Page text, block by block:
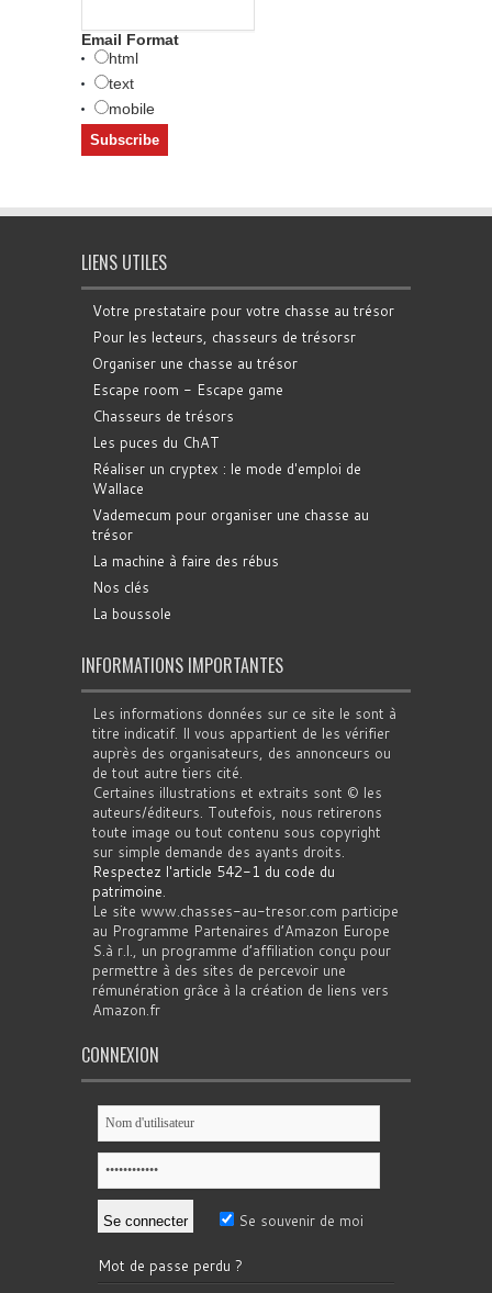
Email Format
html
text
mobile
LIENS UTILES
Votre prestataire pour votre chasse au trésor
Pour les lecteurs, chasseurs de trésorsr
Organiser une chasse au trésor
Escape room - Escape game
Chasseurs de trésors
Les puces du ChAT
Réaliser un cryptex : le mode d'emploi de
Wallace
Vademecum pour organiser une chasse au
trésor
La machine à faire des rébus
Nos clés
La boussole
INFORMATIONS IMPORTANTES
Les informations données sur ce site le sont à
titre indicatif. Il vous appartient de les vérifier
auprès des organisateurs, des annonceurs ou
de tout autre tiers cité.
Certaines illustrations et extraits sont © les
auteurs/éditeurs. Toutefois, nous retirerons
toute image ou tout contenu sous copyright
sur simple demande des ayants droits.
Respectez l'article 542-1 du code du
patrimoine.
Le site www.chasses-au-tresor.com participe
au Programme Partenaires d’Amazon Europe
S.à r.l., un programme d’affiliation conçu pour
permettre à des sites de percevoir une
rémunération grâce à la création de liens vers
Amazon.fr
CONNEXION
Se souvenir de moi
Mot de passe perdu ?